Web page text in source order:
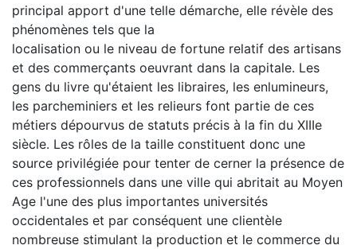
principal apport d'une telle démarche, elle révèle des
phénomènes tels que la
localisation ou le niveau de fortune relatif des artisans
et des commerçants oeuvrant dans la capitale. Les
gens du livre qu'étaient les libraires, les enlumineurs,
les parcheminiers et les relieurs font partie de ces
métiers dépourvus de statuts précis à la fin du XIIIe
siècle. Les rôles de la taille constituent donc une
source privilégiée pour tenter de cerner la présence de
ces professionnels dans une ville qui abritait au Moyen
Age l'une des plus importantes universités
occidentales et par conséquent une clientèle
nombreuse stimulant la production et le commerce du